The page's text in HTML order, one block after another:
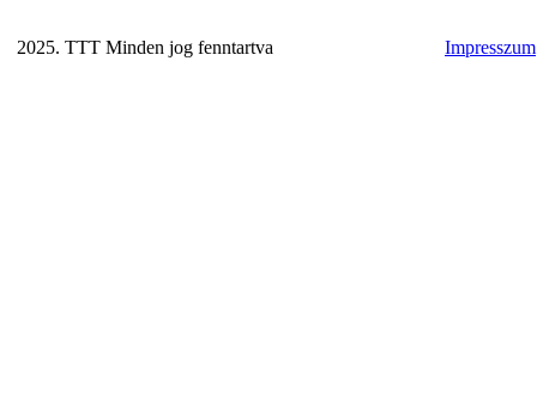
2025. TTT Minden jog fenntartva Impresszum